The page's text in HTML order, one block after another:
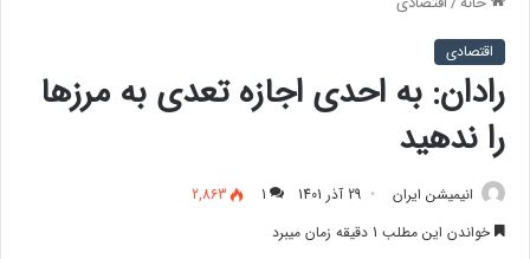
اقتصادی
رادان: به احدی اجازه تعدی به مرزها
را ندهید
انیمیشن ایران 29 آذر 1401 1
2,863
خواندن این مطلب 1 دقیقه زمان میبرد